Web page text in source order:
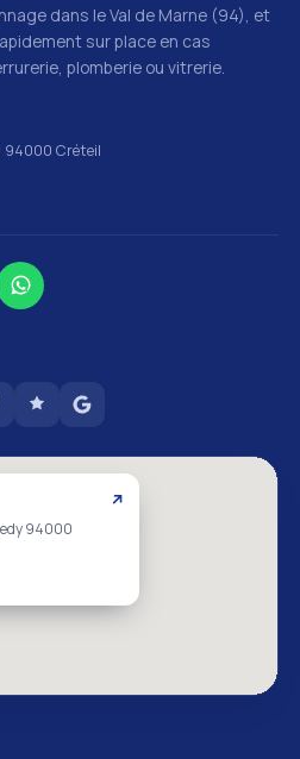
dans le Val de Marne (94), et
sur place en cas
plomberie ou vitrerie.
94000 Créteil
94000
↗